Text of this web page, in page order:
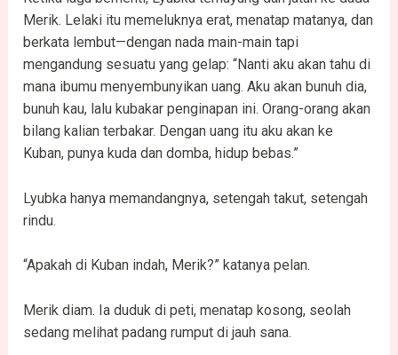
Merik. Lelaki itu memeluknya erat, menatap matanya, dan
berkata lembut—dengan nada main-main tapi
mengandung sesuatu yang gelap: “Nanti aku akan tahu di
mana ibumu menyembunyikan uang. Aku akan bunuh dia,
bunuh kau, lalu kubakar penginapan ini. Orang-orang akan
bilang kalian terbakar. Dengan uang itu aku akan ke
Kuban, punya kuda dan domba, hidup bebas.”
Lyubka hanya memandangnya, setengah takut, setengah
rindu.
“Apakah di Kuban indah, Merik?” katanya pelan.
Merik diam. Ia duduk di peti, menatap kosong, seolah
sedang melihat padang rumput di jauh sana.